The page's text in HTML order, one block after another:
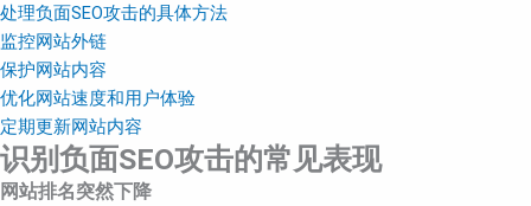
处理负面SEO攻击的具体方法
监控网站外链
保护网站内容
优化网站速度和用户体验
定期更新网站内容
识别负面SEO攻击的常见表现
网站排名突然下降